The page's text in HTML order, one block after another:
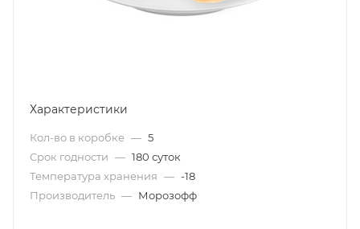
Характеристики
Кол-во в коробке — 5
Срок годности — 180 суток
Температура хранения — -18
Производитель — Морозофф